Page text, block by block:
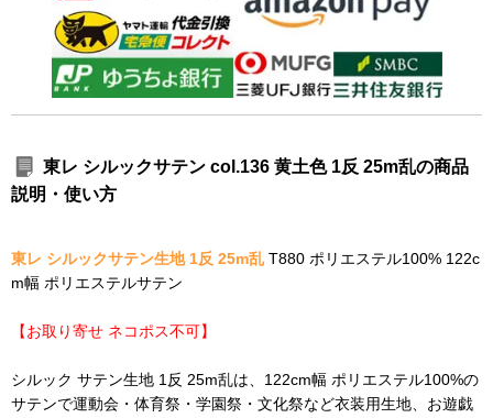
東レ シルックサテン col.136 黄土色 1反 25m乱の商品
説明・使い方
東レ シルックサテン生地 1反 25m乱 T880 ポリエステル100% 122c
m幅 ポリエステルサテン
【お取り寄せ ネコポス不可】
シルック サテン生地 1反 25m乱は、122cm幅 ポリエステル100%の
サテンで運動会・体育祭・学園祭・文化祭など衣装用生地、お遊戯